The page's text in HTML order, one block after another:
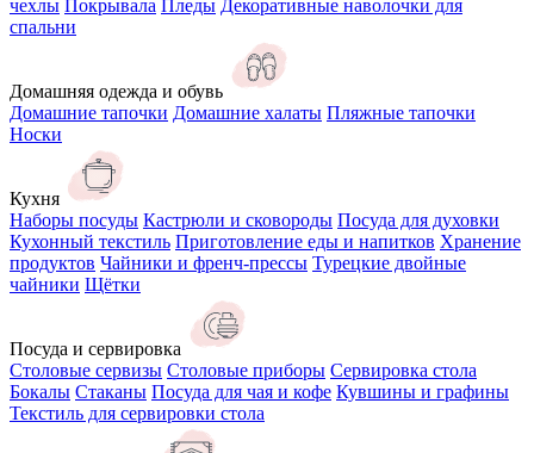
чехлы Покрывала Пледы Декоративные наволочки для
спальни
Домашняя одежда и обувь
Домашние тапочки Домашние халаты Пляжные тапочки
Носки
Кухня
Наборы посуды Кастрюли и сковороды Посуда для духовки
Кухонный текстиль Приготовление еды и напитков Хранение
продуктов Чайники и френч-прессы Турецкие двойные
чайники Щётки
Посуда и сервировка
Столовые сервизы Столовые приборы Сервировка стола
Бокалы Стаканы Посуда для чая и кофе Кувшины и графины
Текстиль для сервировки стола